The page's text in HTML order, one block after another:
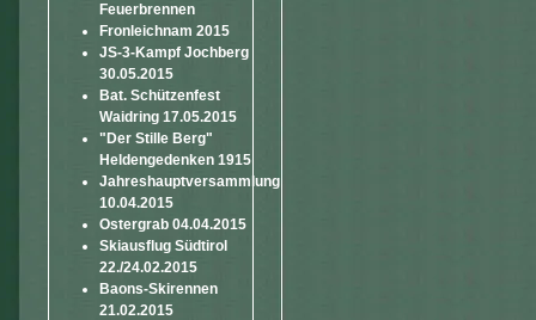
Feuerbrennen
Fronleichnam 2015
JS-3-Kampf Jochberg
30.05.2015
Bat. Schützenfest
Waidring 17.05.2015
"Der Stille Berg"
Heldengedenken 1915
Jahreshauptversammlung
10.04.2015
Ostergrab 04.04.2015
Skiausflug Südtirol
22./24.02.2015
Baons-Skirennen
21.02.2015